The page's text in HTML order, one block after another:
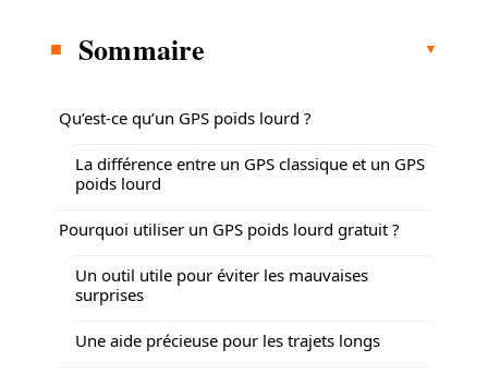
Sommaire
Qu’est-ce qu’un GPS poids lourd ?
La différence entre un GPS classique et un GPS
poids lourd
Pourquoi utiliser un GPS poids lourd gratuit ?
Un outil utile pour éviter les mauvaises
surprises
Une aide précieuse pour les trajets longs